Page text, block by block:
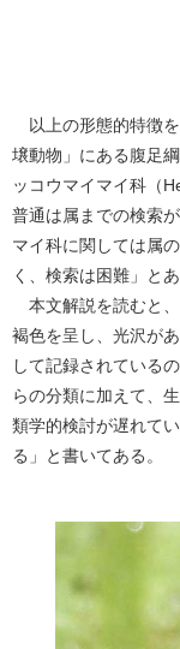
以上の形態的特徴
壌動物」にある腹足
ッコウマイマイ科（
普通は属までの検索
マイ科に関しては属
く、検索は困難」とあ
本文解説を読むと
褐色を呈し、光沢が
して記録されている
らの分類に加えて、
類学的検討が遅れて
る」と書いてある。